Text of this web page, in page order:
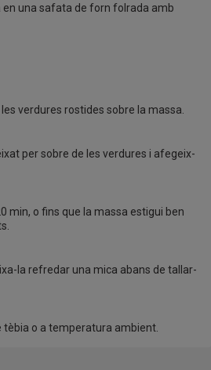
en una safata de forn folrada amb
verdures rostides sobre la massa.
per sobre de les verdures i afegeix-
min, o fins que la massa estigui ben
la refredar una mica abans de tallar-
tèbia o a temperatura ambient.